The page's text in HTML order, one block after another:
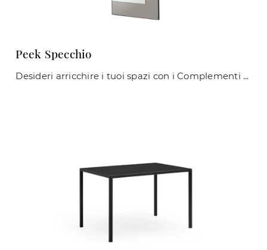
Peek Specchio
Desideri arricchire i tuoi spazi con i Complementi Midj? Ecco qui diversi modelli di specchi senza cornice come Peek Specchio.